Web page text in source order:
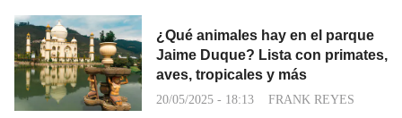
¿Qué animales hay en el parque
Jaime Duque? Lista con primates,
aves, tropicales y más
20/05/2025 - 18:13 FRANK REYES